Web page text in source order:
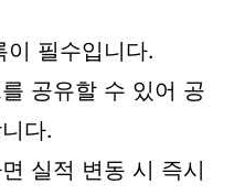
필수입니다.
공유할 수 있어 공
다.
실적 변동 시 즉시